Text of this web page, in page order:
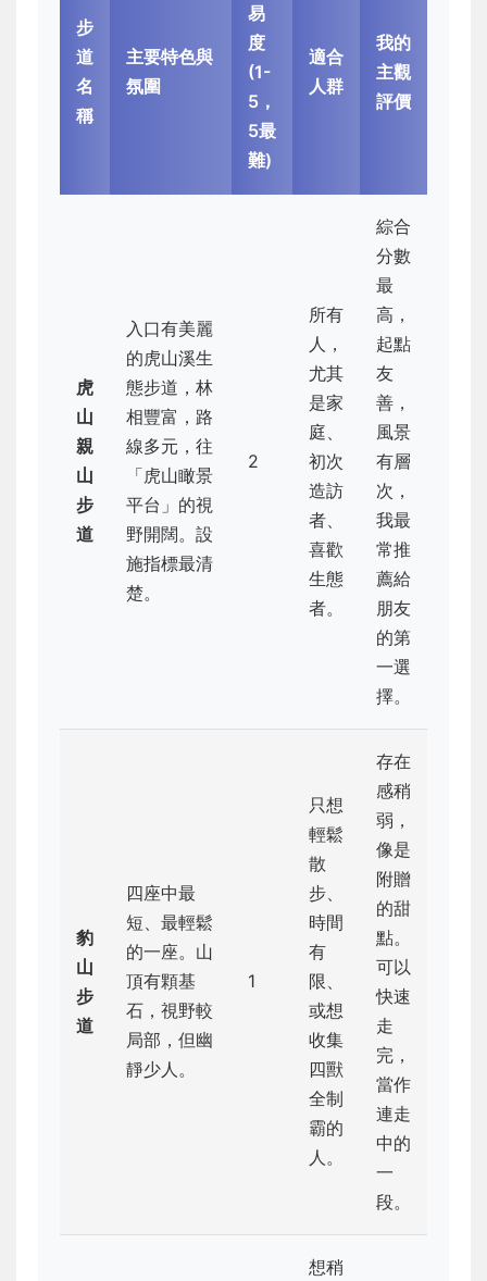
步
道
名
稱
主要特色與
氛圍
易
度
(1-
5，
5最
難)
適合
人群
我的
主觀
評價
虎
山
親
山
步
道
入口有美麗
的虎山溪生
態步道，林
相豐富，路
線多元，往
「虎山瞰景
平台」的視
野開闊。設
施指標最清
楚。
2
所有
人，
尤其
是家
庭、
初次
造訪
者、
喜歡
生態
者。
綜合
分數
最
高，
起點
友
善，
風景
有層
次，
我最
常推
薦給
朋友
的第
一選
擇。
豹
山
步
道
四座中最
短、最輕鬆
的一座。山
頂有顆基
石，視野較
局部，但幽
靜少人。
1
只想
輕鬆
散
步、
時間
有
限、
或想
收集
四獸
全制
霸的
人。
存在
感稍
弱，
像是
附贈
的甜
點。
可以
快速
走
完，
當作
連走
中的
一
段。
想稍